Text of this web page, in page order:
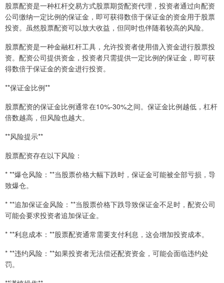
股票配资是一种杠杆交易方式股票期货配资代理，投资者通过向配资
公司缴纳一定比例的保证金，即可获得数倍于保证金的资金用于股票
投资。虽然股票配资可以放大收益，但同时也伴随着较高的风险。
股票配资是一种金融杠杆工具，允许投资者使用借入资金进行股票投
资。配资公司提供资金，投资者只需提供一定比例的保证金，即可获
得数倍于保证金的资金进行投资。
**保证金比例**
股票配资的保证金比例通常在10%-30%之间。保证金比例越低，杠杆
倍数越高，但风险也越大。
**风险提示**
股票配资存在以下风险：
* **爆仓风险：**当股票价格大幅下跌时，保证金可能被全部亏损，导
致爆仓。
* **追加保证金风险：**当股票价格下跌导致保证金不足时，配资公司
可能会要求投资者追加保证金。
* **利息成本：**股票配资通常需要支付利息，这会增加投资成本。
* **违约风险：**如果投资者无法偿还配资资金，可能会面临违约处
罚。